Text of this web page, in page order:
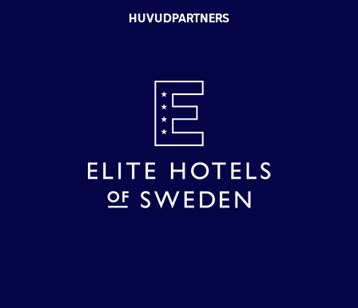
HUVUDPARTNERS